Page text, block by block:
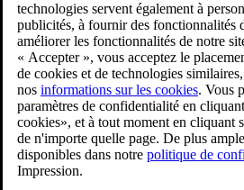
Volvo EX90
Interior
9/3/2024
Favoris
Partager
Télécharger